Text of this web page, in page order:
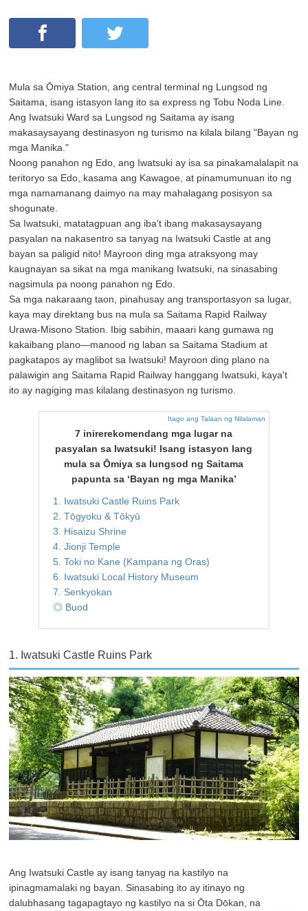
Mula sa Ōmiya Station, ang central terminal ng Lungsod ng
Saitama, isang istasyon lang ito sa express ng Tobu Noda Line.
Ang Iwatsuki Ward sa Lungsod ng Saitama ay isang
makasaysayang destinasyon ng turismo na kilala bilang "Bayan ng
mga Manika."
Noong panahon ng Edo, ang Iwatsuki ay isa sa pinakamalalapit na
teritoryo sa Edo, kasama ang Kawagoe, at pinamumunuan ito ng
mga namamanang daimyo na may mahalagang posisyon sa
shogunate.
Sa Iwatsuki, matatagpuan ang iba't ibang makasaysayang
pasyalan na nakasentro sa tanyag na Iwatsuki Castle at ang
bayan sa paligid nito! Mayroon ding mga atraksyong may
kaugnayan sa sikat na mga manikang Iwatsuki, na sinasabing
nagsimula pa noong panahon ng Edo.
Sa mga nakaraang taon, pinahusay ang transportasyon sa lugar,
kaya may direktang bus na mula sa Saitama Rapid Railway
Urawa-Misono Station. Ibig sabihin, maaari kang gumawa ng
kakaibang plano—manood ng laban sa Saitama Stadium at
pagkatapos ay maglibot sa Iwatsuki! Mayroon ding plano na
palawigin ang Saitama Rapid Railway hanggang Iwatsuki, kaya't
ito ay nagiging mas kilalang destinasyon ng turismo.
Itago ang Talaan ng Nilalaman
7 inirerekomendang mga lugar na
pasyalan sa Iwatsuki! Isang istasyon lang
mula sa Ōmiya sa lungsod ng Saitama
papunta sa ‘Bayan ng mga Manika’
1. Iwatsuki Castle Ruins Park
2. Tōgyoku & Tōkyū
3. Hisaizu Shrine
4. Jionji Temple
5. Toki no Kane (Kampana ng Oras)
6. Iwatsuki Local History Museum
7. Senkyokan
◎ Buod
1. Iwatsuki Castle Ruins Park
Ang Iwatsuki Castle ay isang tanyag na kastilyo na
ipinagmamalaki ng bayan. Sinasabing ito ay itinayo ng
dalubhasang tagapagtayo ng kastilyo na si Ōta Dōkan, na